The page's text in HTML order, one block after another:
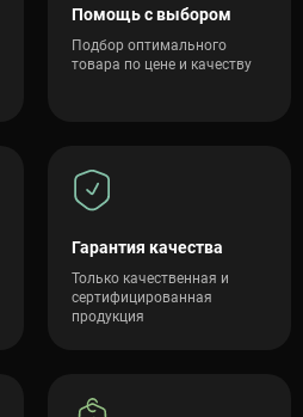
Помощь с выбором
Подбор оптимального
товара по цене и качеству
Гарантия качества
Только качественная и
сертифицированная
продукция